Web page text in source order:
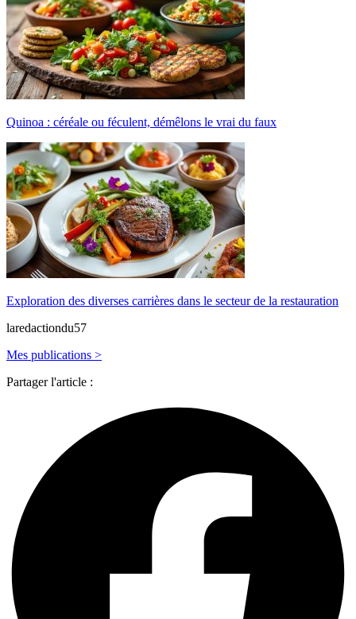
Quinoa : céréale ou féculent, démêlons le vrai du faux
Exploration des diverses carrières dans le secteur de la restauration
laredactiondu57
Mes publications >
Partager l'article :